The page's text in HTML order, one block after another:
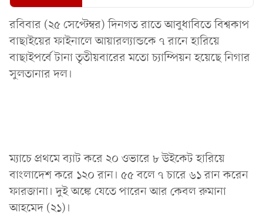
রবিবার (২৫ সেপ্টেম্বর) দিনগত রাতে আবুধাবিতে বিশ্বকাপ
বাছাইয়ের ফাইনালে আয়ারল্যান্ডকে ৭ রানে হারিয়ে
বাছাইপর্বে টানা তৃতীয়বারের মতো চ্যাম্পিয়ন হয়েছে নিগার
সুলতানার দল।
ম্যাচে প্রথমে ব্যাট করে ২০ ওভারে ৮ উইকেট হারিয়ে
বাংলাদেশ করে ১২০ রান। ৫৫ বলে ৭ চারে ৬১ রান করেন
ফারজানা। দুই অঙ্কে যেতে পারেন আর কেবল রুমানা
আহমেদ (২১)।